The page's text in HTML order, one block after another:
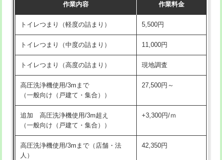
作業内容 作業料金
トイレつまり（軽度の詰まり） 5,500円
トイレつまり（中度の詰まり） 11,000円
トイレつまり（高度の詰まり） 現地調査
高圧洗浄機使用/3mまで
（一般向け（戸建て・集合））
27,500円～
追加 高圧洗浄機使用/3m超え
（一般向け（戸建て・集合））
+3,300円/ｍ
高圧洗浄機使用/3mまで（店舗・法
人）
42,350円